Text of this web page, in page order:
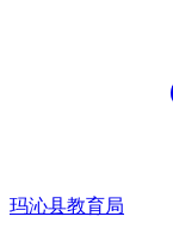
玛沁县教育局